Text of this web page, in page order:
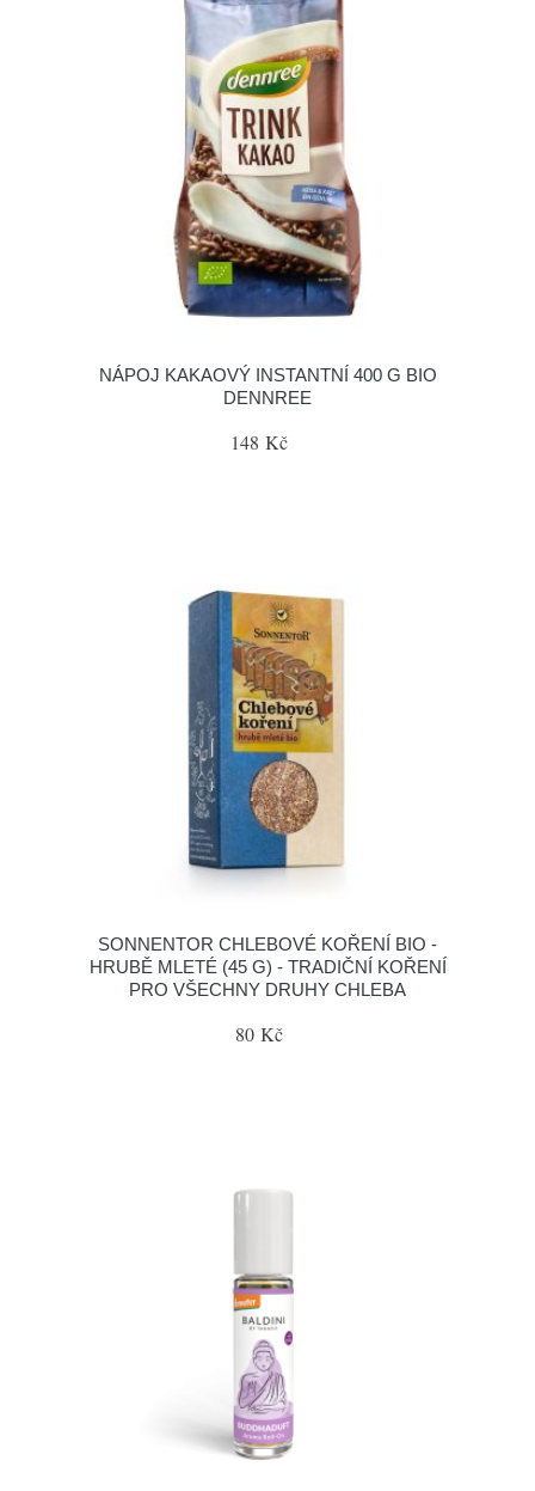
NÁPOJ KAKAOVÝ INSTANTNÍ 400 G BIO
DENNREE
148 Kč
SONNENTOR CHLEBOVÉ KOŘENÍ BIO -
HRUBĚ MLETÉ (45 G) - TRADIČNÍ KOŘENÍ
PRO VŠECHNY DRUHY CHLEBA
80 Kč